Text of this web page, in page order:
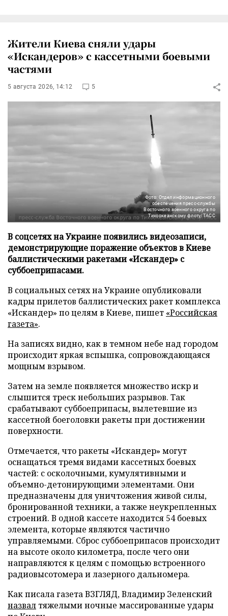
Жители Киева сняли удары
«Искандеров» с кассетными боевыми
частями
5 августа 2026, 14:12 5
Фото: Отдел информационного
обеспечения пресс-службы
Восточного военного округа по
Тихоокеанскому флоту/ТАСС
В соцсетях на Украине появились видеозаписи,
демонстрирующие поражение объектов в Киеве
баллистическими ракетами «Искандер» с
суббоеприпасами.
В социальных сетях на Украине опубликовали
кадры прилетов баллистических ракет комплекса
«Искандер» по целям в Киеве, пишет «Российская
газета».
На записях видно, как в темном небе над городом
происходит яркая вспышка, сопровождающаяся
мощным взрывом.
Затем на земле появляется множество искр и
слышится треск небольших разрывов. Так
срабатывают суббоеприпасы, вылетевшие из
кассетной боеголовки ракеты при достижении
поверхности.
Отмечается, что ракеты «Искандер» могут
оснащаться тремя видами кассетных боевых
частей: с осколочными, кумулятивными и
объемно-детонирующими элементами. Они
предназначены для уничтожения живой силы,
бронированной техники, а также неукрепленных
строений. В одной кассете находится 54 боевых
элемента, которые являются частично
управляемыми. Сброс суббоеприпасов происходит
на высоте около километра, после чего они
направляются к целям с помощью встроенного
радиовысотомера и лазерного дальномера.
Как писала газета ВЗГЛЯД, Владимир Зеленский
назвал тяжелыми ночные массированные удары